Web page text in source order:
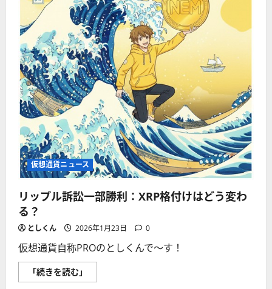
仮想通貨ニュース
リップル訴訟一部勝利：XRP格付けはどう変わ
る？
としくん 2026年1月23日 0
仮想通貨自称PROのとしくんで〜す！
「続きを読む」
ッ